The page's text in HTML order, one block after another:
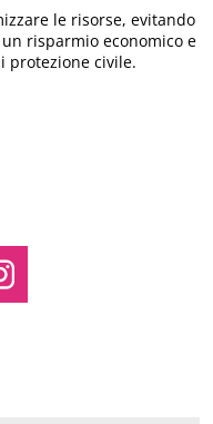
le risorse, evitando
risparmio economico e
protezione civile.